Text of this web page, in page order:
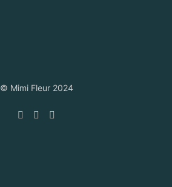
© Mimi Fleur 2024